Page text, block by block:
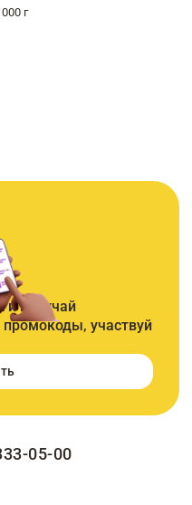
000 г
получай
участвуй
05-00